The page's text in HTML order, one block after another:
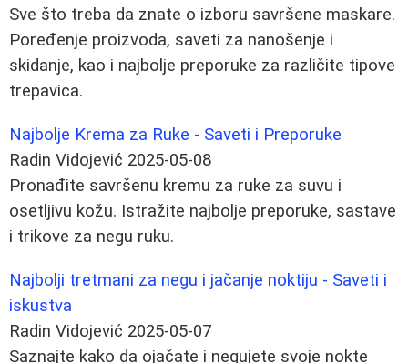
Sve što treba da znate o izboru savršene maskare.
Poređenje proizvoda, saveti za nanošenje i
skidanje, kao i najbolje preporuke za različite tipove
trepavica.
Najbolje Krema za Ruke - Saveti i Preporuke
Radin Vidojević 2025-05-08
Pronađite savršenu kremu za ruke za suvu i
osetljivu kožu. Istražite najbolje preporuke, sastave
i trikove za negu ruku.
Najbolji tretmani za negu i jačanje noktiju - Saveti i
iskustva
Radin Vidojević 2025-05-07
Saznajte kako da ojačate i negujete svoje nokte